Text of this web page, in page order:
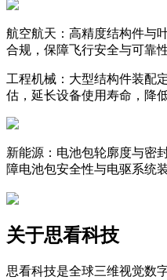
航空航天：高精度结构件与
合规，保障飞行安全与可靠性
工程机械：大型结构件装配
估，延长设备使用寿命，降
新能源：电池包轮廓度与密
障电池包安全性与电驱系统
关于思看科技
思看科技是全球三维视觉数